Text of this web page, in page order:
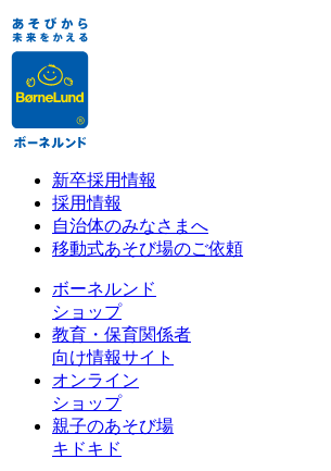
新卒採用情報
採用情報
自治体のみなさまへ
移動式あそび場のご依頼
ボーネルンド
ショップ
教育・保育関係者
向け情報サイト
オンライン
ショップ
親子のあそび場
キドキド